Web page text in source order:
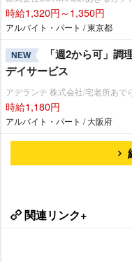
時給1,320円～1,350円
アルバイト・パート / 東京都
NEW
「週2から可」
デイサービス
アデランテ 株式会社/宅老所あで
時給1,180円
アルバイト・パート / 大阪府
関連リンク+